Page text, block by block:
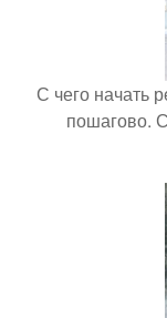
С чего начать
пошагово.